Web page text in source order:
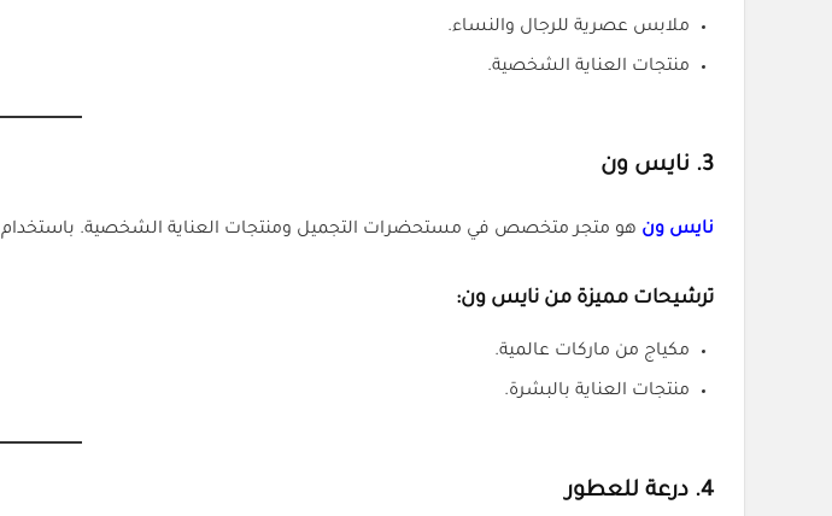
ملابس عصرية للرجال والنساء.
منتجات العناية الشخصية.
3. نايس ون
نايس ون هو متجر متخصص في مستحضرات التجميل ومنتجات العناية الشخصية. باستخدام
ترشيحات مميزة من نايس ون:
مكياج من ماركات عالمية.
منتجات العناية بالبشرة.
4. درعة للعطور